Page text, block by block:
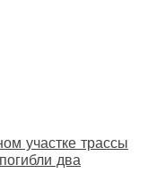
участке трассы
два